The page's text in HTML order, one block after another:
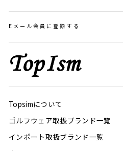
Eメール会員に登録する
Topsimについて
ゴルフウェア取扱ブランド一覧
インポート取扱ブランド一覧